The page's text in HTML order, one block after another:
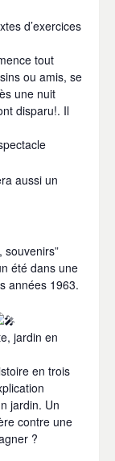
d’exercices
tout
ou amis, se
une nuit
disparu!. Il
aussi un
souvenirs”
été dans une
années 1963.
jardin en
en trois
jardin. Un
contre une
?